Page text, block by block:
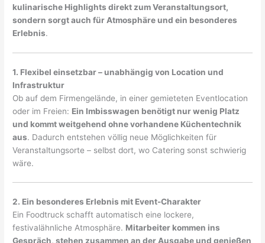
kulinarische Highlights direkt zum Veranstaltungsort,
sondern sorgt auch für Atmosphäre und ein besonderes
Erlebnis.
1. Flexibel einsetzbar – unabhängig von Location und
Infrastruktur
Ob auf dem Firmengelände, in einer gemieteten Eventlocation
oder im Freien: Ein Imbisswagen benötigt nur wenig Platz
und kommt weitgehend ohne vorhandene Küchentechnik
aus. Dadurch entstehen völlig neue Möglichkeiten für
Veranstaltungsorte – selbst dort, wo Catering sonst schwierig
wäre.
2. Ein besonderes Erlebnis mit Event-Charakter
Ein Foodtruck schafft automatisch eine lockere,
festivalähnliche Atmosphäre. Mitarbeiter kommen ins
Gespräch, stehen zusammen an der Ausgabe und genießen